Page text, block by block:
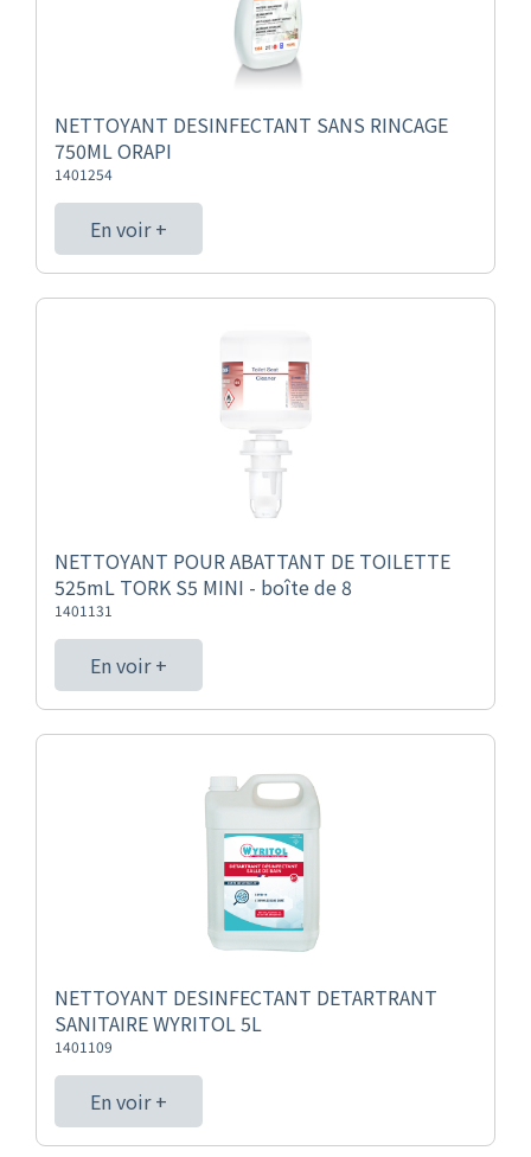
NETTOYANT DESINFECTANT SANS RINCAGE
750ML ORAPI
1401254
En voir +
NETTOYANT POUR ABATTANT DE TOILETTE
525mL TORK S5 MINI - boîte de 8
1401131
En voir +
NETTOYANT DESINFECTANT DETARTRANT
SANITAIRE WYRITOL 5L
1401109
En voir +